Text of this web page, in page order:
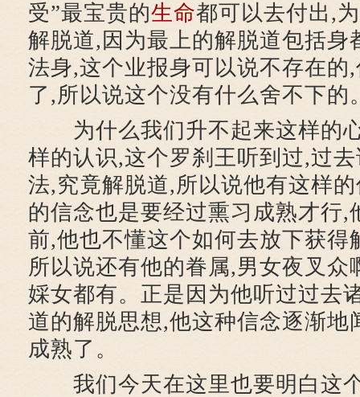
受”最宝贵的生命都可以去付出,
解脱道,因为最上的解脱道包括身
法身,这个业报身可以说不存在的
了,所以说这个没有什么舍不下的
为什么我们升不起来这样的
样的认识,这个罗刹王听到过,过
法,究竟解脱道,所以说他有这样
的信念也是要经过熏习成熟才行,
前,他也不懂这个如何去放下获得
所以说还有他的眷属,男女夜叉众
婇女都有。正是因为他听过过去
道的解脱思想,他这种信念逐渐地
成熟了。
我们今天在这里也要明白这